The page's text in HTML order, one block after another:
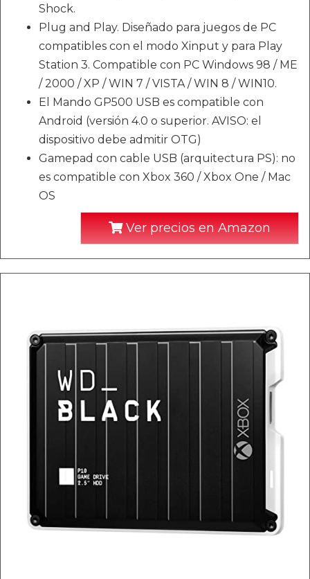
Shock.
Plug and Play. Diseñado para juegos de PC
compatibles con el modo Xinput y para Play
Station 3. Compatible con PC Windows 98 / ME
/ 2000 / XP / WIN 7 / VISTA / WIN 8 / WIN10.
El Mando GP500 USB es compatible con
Android (versión 4.0 o superior. AVISO: el
dispositivo debe admitir OTG)
Gamepad con cable USB (arquitectura PS): no
es compatible con Xbox 360 / Xbox One / Mac
OS
Ver precios en Amazon